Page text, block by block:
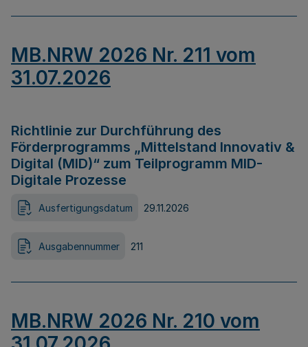
MB.NRW 2026 Nr. 211 vom
31.07.2026
Richtlinie zur Durchführung des
Förderprogramms „Mittelstand Innovativ &
Digital (MID)“ zum Teilprogramm MID-
Digitale Prozesse
Ausfertigungsdatum 29.11.2026
Ausgabennummer 211
MB.NRW 2026 Nr. 210 vom